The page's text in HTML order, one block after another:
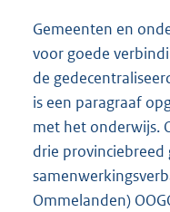
Gemeenten en
voor goede
de
is een paragraaf
met het onderwijs.
drie provinciebreed
Ommelanden)